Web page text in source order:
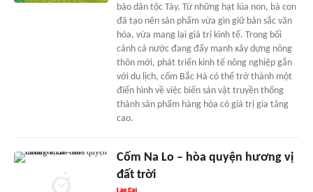
bào dân tộc Tày. Từ những hạt lúa non, bà con
đã tạo nên sản phẩm vừa gìn giữ bản sắc văn
hóa, vừa mang lại giá trị kinh tế. Trong bối
cảnh cả nước đang đẩy mạnh xây dựng nông
thôn mới, phát triển kinh tế nông nghiệp gắn
với du lịch, cốm Bắc Hà có thể trở thành một
điển hình về việc biến sản vật truyền thống
thành sản phẩm hàng hóa có giá trị gia tăng
cao.
Cốm Na Lo – hòa quyện hương vị
đất trời